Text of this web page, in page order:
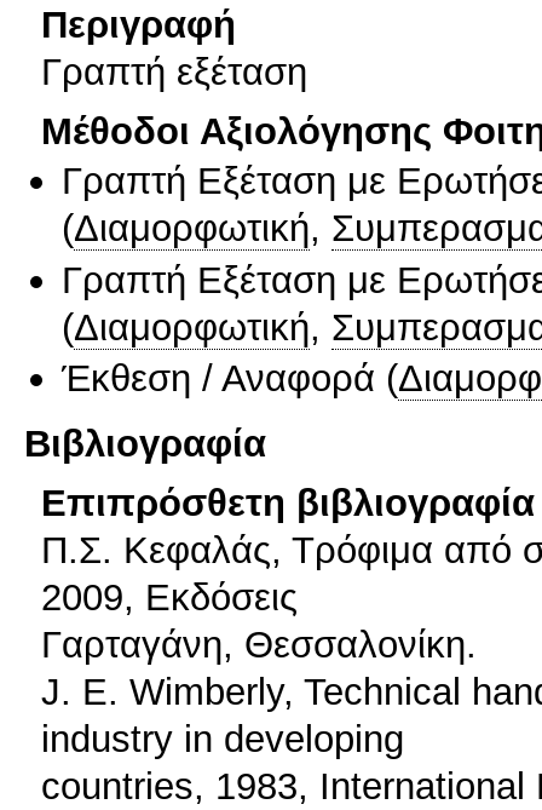
Περιγραφή
Γραπτή εξέταση
Μέθοδοι Αξιολόγησης
Γραπτή Εξέταση με
(Διαμορφωτική,
Γραπτή Εξέταση με
(Διαμορφωτική,
Έκθεση / Αναφορά (
Βιβλιογραφία
Επιπρόσθετη βιβλιογραφία
Π.Σ. Κεφαλάς, Τρόφιμα από
2009, Εκδόσεις
Γαρταγάνη, Θεσσαλονίκη.
J. E. Wimberly, Technical
industry in developing
countries, 1983,